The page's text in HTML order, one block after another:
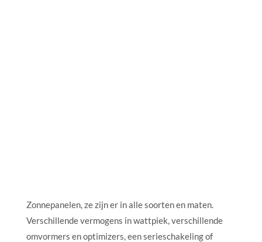
Zonnepanelen, ze zijn er in alle soorten en maten.
Verschillende vermogens in wattpiek, verschillende
omvormers en optimizers, een serieschakeling of